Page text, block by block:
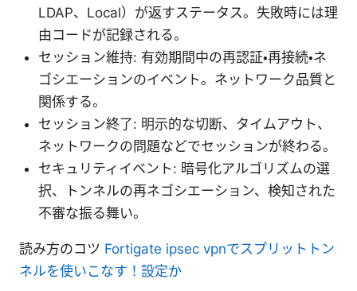
LDAP、Local）が返すステータス。失敗時には理
由コードが記録される。
セッション維持: 有効期間中の再認証・再接続・ネ
ゴシエーションのイベント。ネットワーク品質と
関係する。
セッション終了: 明示的な切断、タイムアウト、
ネットワークの問題などでセッションが終わる。
セキュリティイベント: 暗号化アルゴリズムの選
択、トンネルの再ネゴシエーション、検知された
不審な振る舞い。
読み方のコツ Fortigate ipsec vpnでスプリットトン
ネルを使いこなす！設定か